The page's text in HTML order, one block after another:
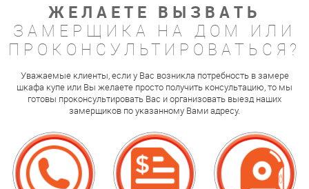
ЖЕЛАЕТЕ ВЫЗВАТЬ
ЗАМЕРЩИКА НА ДОМ ИЛИ
ПРОКОНСУЛЬТИРОВАТЬСЯ?
Уважаемые клиенты, если у Вас возникла потребность в замере
шкафа купе или Вы желаете просто получить консультацию, то мы
готовы проконсультировать Вас и организовать выезд наших
замерщиков по указанному Вами адресу.